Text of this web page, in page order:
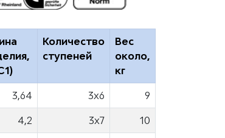
Количество
ступеней
Вес
около,
кг
3,64 3x6 9
4,2 3x7 10